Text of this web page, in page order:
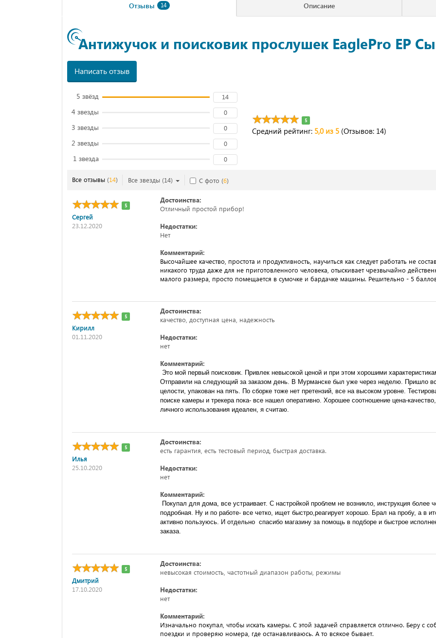
Отзывы 14 Описание
Антижучок и поисковик прослушек EaglePro EP
Написать отзыв
5 звёзд 14
4 звезды 0
3 звезды 0
2 звезды 0
1 звезда 0
5
Средний рейтинг: 5,0 из 5 (Отзывов: 14)
Все отзывы (14) Все звезды (14) С фото (6)
5
Сергей
23.12.2020
Достоинства:
Отличный простой прибор!
Недостатки:
Нет
Комментарий:
Высочайшее качество, простота и продуктивность, научиться как следует работать не
никакого труда даже для не приготовленного человека, отыскивает чрезвычайно
малого размера, просто помещается в сумочке и бардачке машины. Решительно - 5
5
Кирилл
01.11.2020
Достоинства:
качество, доступная цена, надежность
Недостатки:
нет
Комментарий:
Отправили на следующий за заказом день. В Мурманске был уже через неделю. Пришло
целости, упакован на пять. По сборке тоже нет претензий, все на высоком уровне.
поиске камеры и трекера пока- все нашел оперативно. Хорошее соотношение цена-
личного использования идеален, я считаю.
5
Илья
25.10.2020
Достоинства:
есть гарантия, есть тестовый период, быстрая доставка.
Недостатки:
нет
Комментарий:
подробная. Ну и по работе- все четко, ищет быстро,реагирует хорошо. Брал на пробу, а в
активно пользуюсь. И отдельно  спасибо магазину за помощь в подборе и быстрое
заказа.
5
Дмитрий
17.10.2020
Достоинства:
невысокая стоимость, частотный диапазон работы, режимы
Недостатки:
нет
Комментарий:
Изначально покупал, чтобы искать камеры. С этой задачей справляется отлично. Беру с
поездки и проверяю номера, где останавливаюсь. А то всякое бывает.